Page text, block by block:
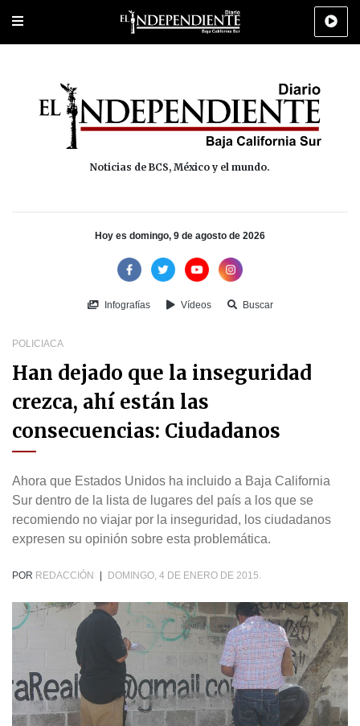
Portada Los Cabos Policiaca Deportes Cultura
Noticias de BCS, México y el mundo.
Hoy es domingo, 9 de agosto de 2026
Infografías Vídeos Buscar
POLICIACA
Han dejado que la inseguridad
crezca, ahí están las
consecuencias: Ciudadanos
Ahora que Estados Unidos ha incluido a Baja California
Sur dentro de la lista de lugares del país a los que se
recomiendo no viajar por la inseguridad, los ciudadanos
expresen su opinión sobre esta problemática.
POR REDACCIÓN DOMINGO, 4 DE ENERO DE 2015.